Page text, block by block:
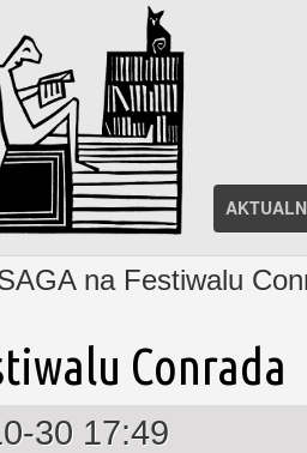
na Festiwalu
Conrada
30 17:49